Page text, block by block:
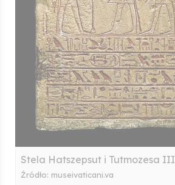
Stela Hatszepsut i Tutmozesa III
Źródło: museivaticani.va